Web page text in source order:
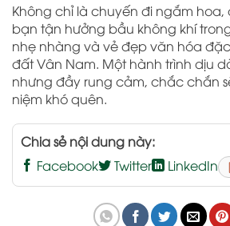
Không chỉ là chuyến đi ngắm
bạn tận hưởng bầu không khí
nhẹ nhàng và vẻ đẹp văn hóa
đất Vân Nam. Một hành trình dịu
nhưng đầy rung cảm, chắc chắn
niệm khó quên.
Chia sẻ nội dung này:
Facebook
Twitter LinkedIn